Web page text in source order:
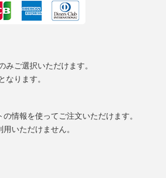
みご選択いただけます。
ります。
情報を使ってご注文いただけます。
いただけません。